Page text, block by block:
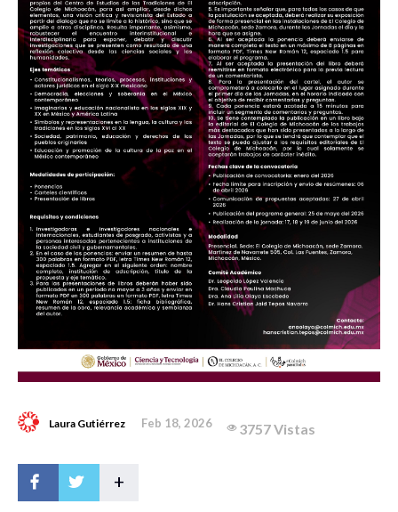
Laura Gutiérrez Feb 18, 2026 3757 Vistas
+